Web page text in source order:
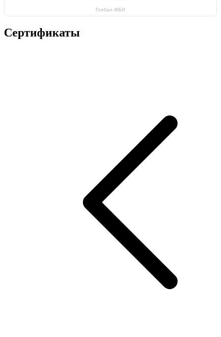
Глобал ЖБИ
Сертификаты